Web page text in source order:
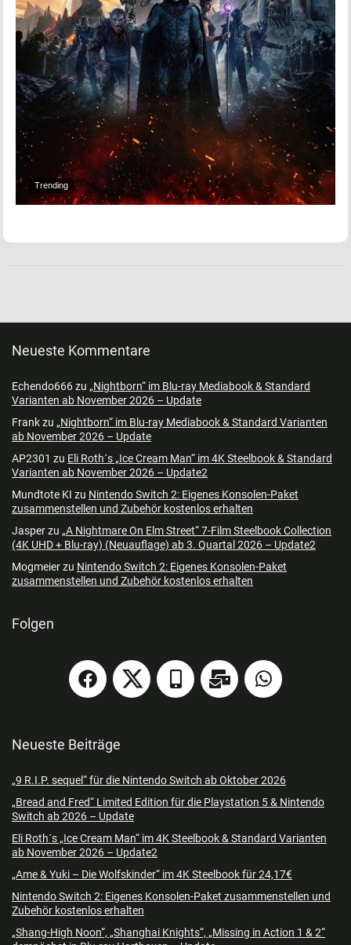
Trending
Neueste Kommentare
Echendo666zu „Nightborn“ im Blu-ray Mediabook & Standard
Varianten ab November 2026 – Update
Frankzu „Nightborn“ im Blu-ray Mediabook & Standard Varianten
ab November 2026 – Update
AP2301 zu Eli Roth´s „Ice Cream Man“ im 4K Steelbook & Standard
Varianten ab November 2026 – Update2
Mundtote KI zu Nintendo Switch 2: Eigenes Konsolen-Paket
zusammenstellen und Zubehör kostenlos erhalten
Jasperzu „A Nightmare On Elm Street“ 7-Film Steelbook Collection
(4K UHD + Blu-ray) (Neuauflage) ab 3. Quartal 2026 – Update2
Mogmeierzu Nintendo Switch 2: Eigenes Konsolen-Paket
zusammenstellen und Zubehör kostenlos erhalten
Folgen
Neueste Beiträge
„9 R.I.P. sequel“ für die Nintendo Switch ab Oktober 2026
„Bread and Fred“ Limited Edition für die Playstation 5 & Nintendo
Switch ab 2026 – Update
Eli Roth´s „Ice Cream Man“ im 4K Steelbook & Standard Varianten
ab November 2026 – Update2
„Ame & Yuki – Die Wolfskinder“ im 4K Steelbook für 24,17€
Nintendo Switch 2: Eigenes Konsolen-Paket zusammenstellen und
Zubehör kostenlos erhalten
„Shang-High Noon“, „Shanghai Knights“, „Missing in Action 1 & 2“